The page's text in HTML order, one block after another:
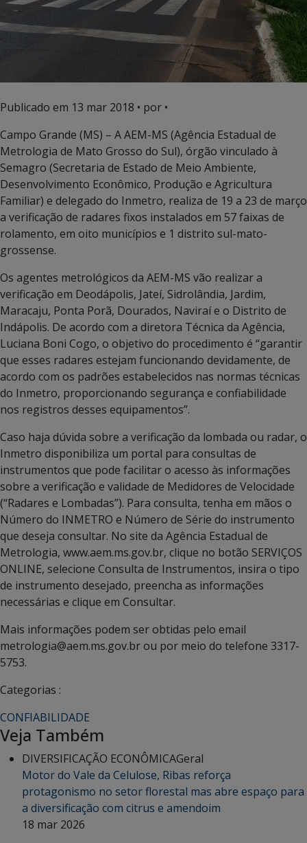
Publicado em 13 mar 2018 • por •
Campo Grande (MS) – A AEM-MS (Agência Estadual de
Metrologia de Mato Grosso do Sul), órgão vinculado à
Semagro (Secretaria de Estado de Meio Ambiente,
Desenvolvimento Econômico, Produção e Agricultura
Familiar) e delegado do Inmetro, realiza de 19 a 23 de março
a verificação de radares fixos instalados em 57 faixas de
rolamento, em oito municípios e 1 distrito sul-mato-
grossense.
Os agentes metrológicos da AEM-MS vão realizar a
verificação em Deodápolis, Jateí, Sidrolândia, Jardim,
Maracaju, Ponta Porã, Dourados, Naviraí e o Distrito de
Indápolis. De acordo com a diretora Técnica da Agência,
Luciana Boni Cogo, o objetivo do procedimento é “garantir
que esses radares estejam funcionando devidamente, de
acordo com os padrões estabelecidos nas normas técnicas
do Inmetro, proporcionando segurança e confiabilidade
nos registros desses equipamentos”.
Caso haja dúvida sobre a verificação da lombada ou radar, o
Inmetro disponibiliza um portal para consultas de
instrumentos que pode facilitar o acesso às informações
sobre a verificação e validade de Medidores de Velocidade
(“Radares e Lombadas”). Para consulta, tenha em mãos o
Número do INMETRO e Número de Série do instrumento
que deseja consultar. No site da Agência Estadual de
Metrologia, www.aem.ms.gov.br, clique no botão SERVIÇOS
ONLINE, selecione Consulta de Instrumentos, insira o tipo
de instrumento desejado, preencha as informações
necessárias e clique em Consultar.
Mais informações podem ser obtidas pelo email
metrologia@aem.ms.gov.br ou por meio do telefone 3317-
5753.
Categorias :
CONFIABILIDADE
Veja Também
DIVERSIFICAÇÃO ECONÔMICAGeral
Motor do Vale da Celulose, Ribas reforça
protagonismo no setor florestal mas abre espaço para
a diversificação com citrus e amendoim
18 mar 2026